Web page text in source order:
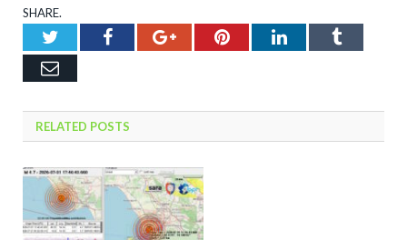
SHARE.
TwitterFacebookGoogle+PinterestLinkedInTumblr
Email
RELATED POSTS